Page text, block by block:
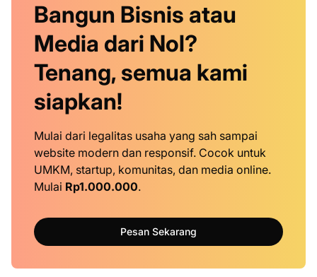
Bangun Bisnis atau
Media dari Nol?
Tenang, semua kami
siapkan!
Mulai dari legalitas usaha yang sah sampai
website modern dan responsif. Cocok untuk
UMKM, startup, komunitas, dan media online.
Mulai Rp1.000.000.
Pesan Sekarang